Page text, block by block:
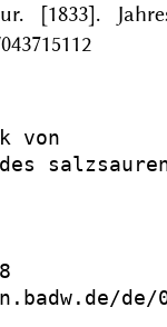
[1833].
von
de/